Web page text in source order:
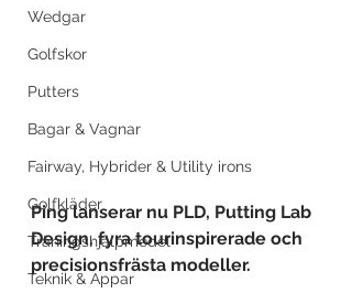
Wedgar
Golfskor
Putters
Bagar & Vagnar
Fairway, Hybrider & Utility irons
Golfkläder
Träningshjälpmedel
Teknik & Appar
Ping lanserar nu PLD, Putting Lab
Design, fyra tourinspirerade och
precisionsfrästa modeller.